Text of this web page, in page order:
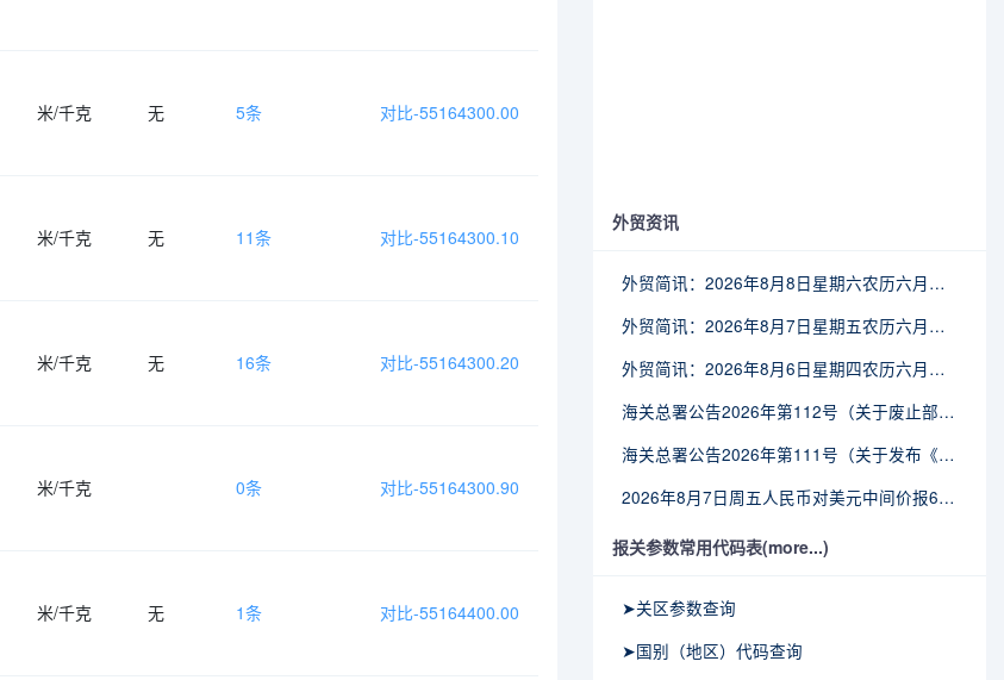
米/千克 无 5条 对比-55164300.00
米/千克 无 11条 对比-55164300.10
米/千克 无 16条 对比-55164300.20
米/千克 0条 对比-55164300.90
米/千克 无 1条 对比-55164400.00
外贸资讯
外贸简讯：2026年8月8日星期六农历六月廿六
外贸简讯：2026年8月7日星期五农历六月廿五
外贸简讯：2026年8月6日星期四农历六月廿四
海关总署公告2026年第112号（关于废止部分卫生检疫类规范性文件的公告）
海关总署公告2026年第111号（关于发布《进出境动植物检疫处理监督管理工作规定》《进出境卫生处理监督管理工作规定》的公告）
2026年8月7日周五人民币对美元中间价报6.7904调贬9个基点
报关参数常用代码表(more...)
➤关区参数查询
➤国别（地区）代码查询